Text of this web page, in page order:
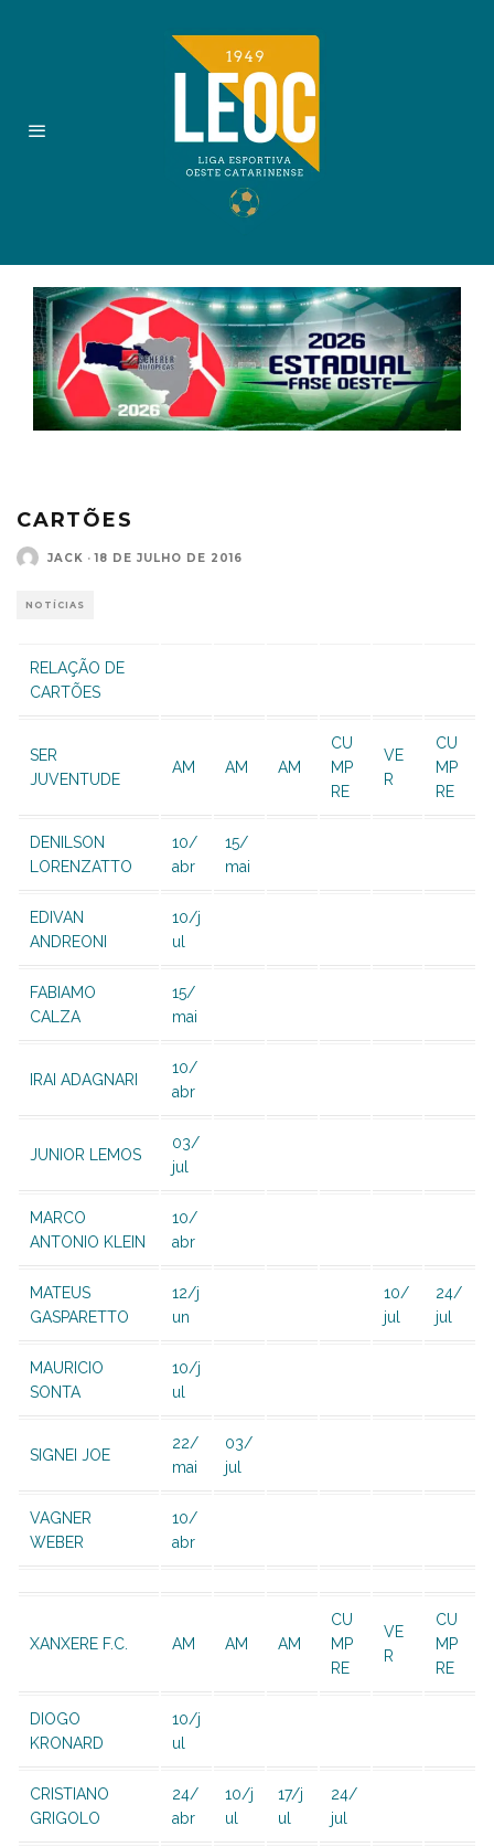
CARTÕES
JACK · 18 DE JULHO DE 2016
NOTÍCIAS
RELAÇÃO DE
CARTÕES
SER
JUVENTUDE
AM AM AM
CU
MP
RE
VE
R
CU
MP
RE
DENILSON
LORENZATTO
10/
abr
15/
mai
EDIVAN
ANDREONI
10/j
ul
FABIAMO
CALZA
15/
mai
IRAI ADAGNARI
10/
abr
JUNIOR LEMOS
03/
jul
MARCO
ANTONIO KLEIN
10/
abr
MATEUS
GASPARETTO
12/j
un
10/
jul
24/
jul
MAURICIO
SONTA
10/j
ul
SIGNEI JOE
22/
mai
03/
jul
VAGNER
WEBER
10/
abr
XANXERE F.C. AM AM AM
CU
MP
RE
VE
R
CU
MP
RE
DIOGO
KRONARD
10/j
ul
CRISTIANO
GRIGOLO
24/
abr
10/j
ul
17/j
ul
24/
jul